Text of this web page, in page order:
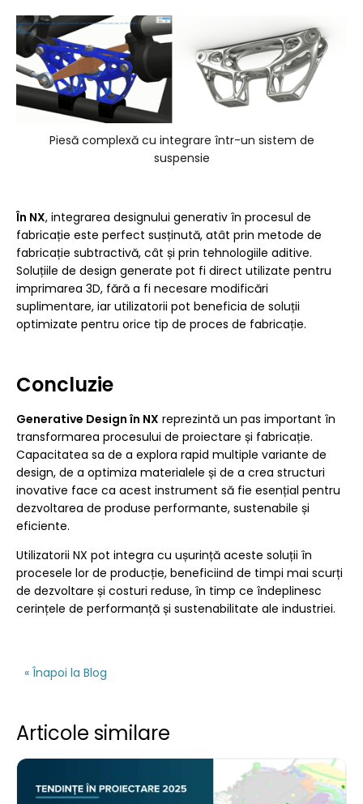
Piesă complexă cu integrare într-un sistem de
suspensie
În NX, integrarea designului generativ în procesul de
fabricație este perfect susținută, atât prin metode de
fabricație subtractivă, cât și prin tehnologiile aditive.
Soluțiile de design generate pot fi direct utilizate pentru
imprimarea 3D, fără a fi necesare modificări
suplimentare, iar utilizatorii pot beneficia de soluții
optimizate pentru orice tip de proces de fabricație.
Concluzie
Generative Design în NX reprezintă un pas important în
transformarea procesului de proiectare și fabricație.
Capacitatea sa de a explora rapid multiple variante de
design, de a optimiza materialele și de a crea structuri
inovative face ca acest instrument să fie esențial pentru
dezvoltarea de produse performante, sustenabile și
eficiente.
Utilizatorii NX pot integra cu ușurință aceste soluții în
procesele lor de producție, beneficiind de timpi mai scurți
de dezvoltare și costuri reduse, în timp ce îndeplinesc
cerințele de performanță și sustenabilitate ale industriei.
« Înapoi la Blog
Articole similare